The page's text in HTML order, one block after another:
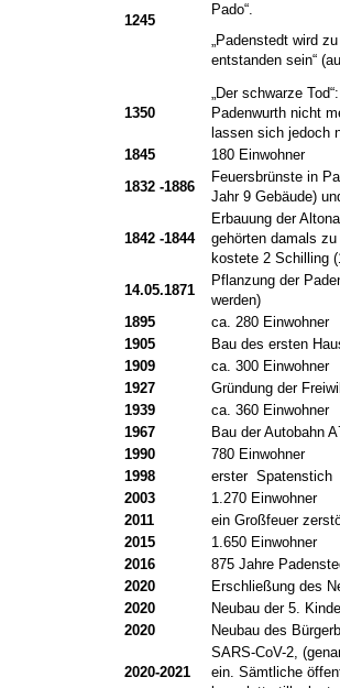
1245
Pado“.
„Padenstedt wird
entstanden sein“
1350
„Der schwarze
Padenwurth nicht
lassen sich jedoch
1845
180 Einwohner
1832 -1886
Feuersbrünste in
Jahr 9 Gebäude)
1842 -1844
Erbauung der
gehörten damals
kostete 2 Schilling
14.05.1871
Pflanzung der
werden)
1895
ca. 280 Einwohner
1905
Bau des ersten
1909
ca. 300 Einwohner
1927
Gründung der
1939
ca. 360 Einwohner
1967
Bau der Autobahn
1990
780 Einwohner
1998
erster Spatenstich
2003
1.270 Einwohner
2011
ein Großfeuer
2015
1.650 Einwohner
2016
875 Jahre
2020
Erschließung des
2020
Neubau der 5.
2020
Neubau des
2020-2021
SARS-CoV-2,
ein. Sämtliche